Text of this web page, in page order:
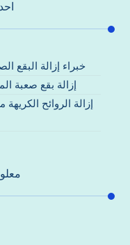
خبراء إزالة البقع
إزالة بقع صعبة
إزالة الروائح